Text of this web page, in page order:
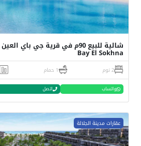
Bay El Sokhna
2 نوم 1 حمام
واتساب اتصل
عقارات مدينة الجلالة